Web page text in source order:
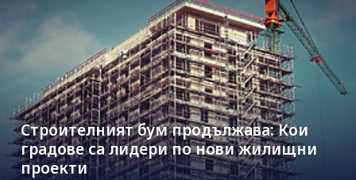
Строителният бум продължава: Кои
градове са лидери по нови жилищни
проекти